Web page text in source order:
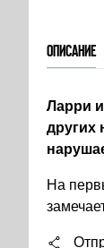
ОПИСАНИЕ
Ларри
других
На